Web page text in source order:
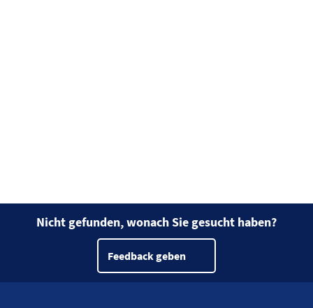
Nicht gefunden, wonach Sie gesucht haben?
Feedback geben